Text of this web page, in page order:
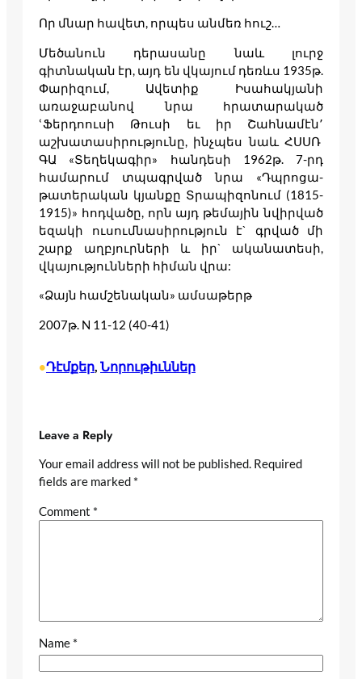
Որ մնար հավետ, որպես անմեռ հուշ…
Մեծանուն դերասանը նաև լուրջ
գիտնական էր, այդ են վկայում դեռևս 1935թ.
Փարիզում, Ավետիք Իսահակյանի
առաջաբանով նրա հրատարակած
ՙՖերդոուսի Թուսի եւ իր Շահնամէն՚
աշխատասիրությունը, ինչպես նաև ՀՍՍՌ
ԳԱ «Տեղեկագիր» հանդեսի 1962թ. 7-րդ
համարում տպագրված նրա «Դպրոցա-
թատերական կյանքը Տրապիզոնում (1815-
1915)» հոդվածը, որն այդ թեմային նվիրված
եզակի ուսումնասիրություն է` գրված մի
շարք աղբյուրների և իր` ականատեսի,
վկայությունների հիման վրա:
«Ձայն համշենական» ամսաթերթ
2007թ. N 11-12 (40-41)
•Դէմքեր, Նորութիւններ
Leave a Reply
Your email address will not be published. Required
fields are marked *
Comment *
Name *